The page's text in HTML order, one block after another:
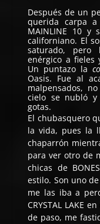
Después de un
querida carpa
MAINLINE 10y
californiano. El
saturado, pero
enérgico a fieles
Un puntazo la
Oasis. Fue al
malpensados,
cielo se nubló y
gotas.
El chubasquero
la vida, pues la
chaparrón
para ver otro de
chicas de
estilo. Son uno
me las iba a
CRYSTAL LAKE en
de paso, me